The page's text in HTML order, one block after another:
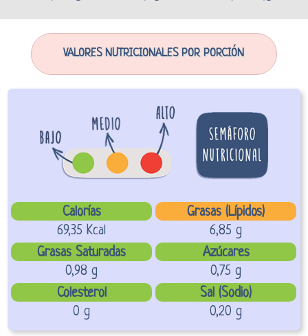
VALORES NUTRICIONALES POR PORCIÓN
Calorías
Grasas (Lípidos)
69,35 Kcal
6,85 g
Grasas Saturadas
Azúcares
0,98 g
0,75 g
Colesterol
Sal (Sodio)
0 g
0,20 g